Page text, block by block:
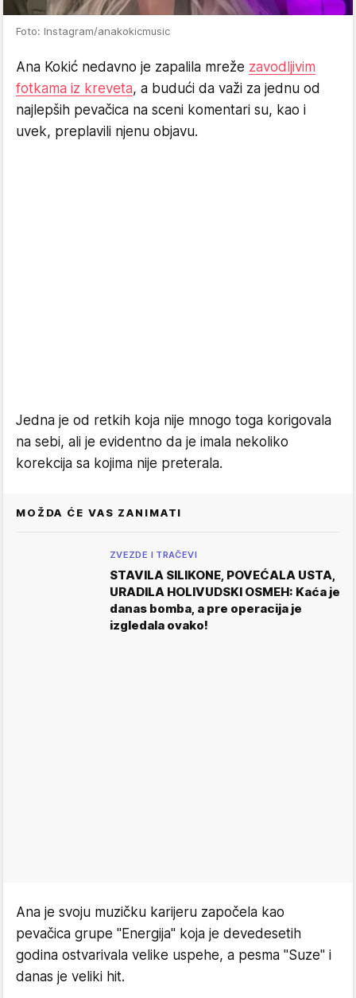
Foto: Instagram/anakokicmusic
Ana Kokić nedavno je zapalila mreže zavodljivim
fotkama iz kreveta, a budući da važi za jednu od
najlepših pevačica na sceni komentari su, kao i
uvek, preplavili njenu objavu.
Jedna je od retkih koja nije mnogo toga korigovala
na sebi, ali je evidentno da je imala nekoliko
korekcija sa kojima nije preterala.
MOŽDA ĆE VAS ZANIMATI
ZVEZDE I TRAČEVI
STAVILA SILIKONE, POVEĆALA USTA,
URADILA HOLIVUDSKI OSMEH: Kaća je
danas bomba, a pre operacija je
izgledala ovako!
Ana je svoju muzičku karijeru započela kao
pevačica grupe "Energija" koja je devedesetih
godina ostvarivala velike uspehe, a pesma "Suze" i
danas je veliki hit.